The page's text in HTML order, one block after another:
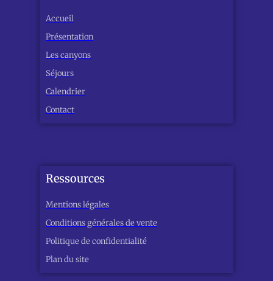
Accueil
Présentation
Les canyons
Séjours
Calendrier
Contact
Ressources
Mentions légales
Conditions générales de vente
Politique de confidentialité
Plan du site